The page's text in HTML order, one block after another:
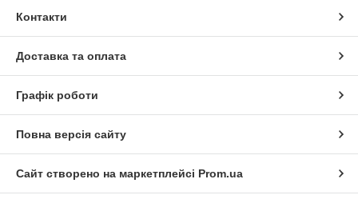
Контакти
Доставка та оплата
Графік роботи
Повна версія сайту
Сайт створено на маркетплейсі Prom.ua